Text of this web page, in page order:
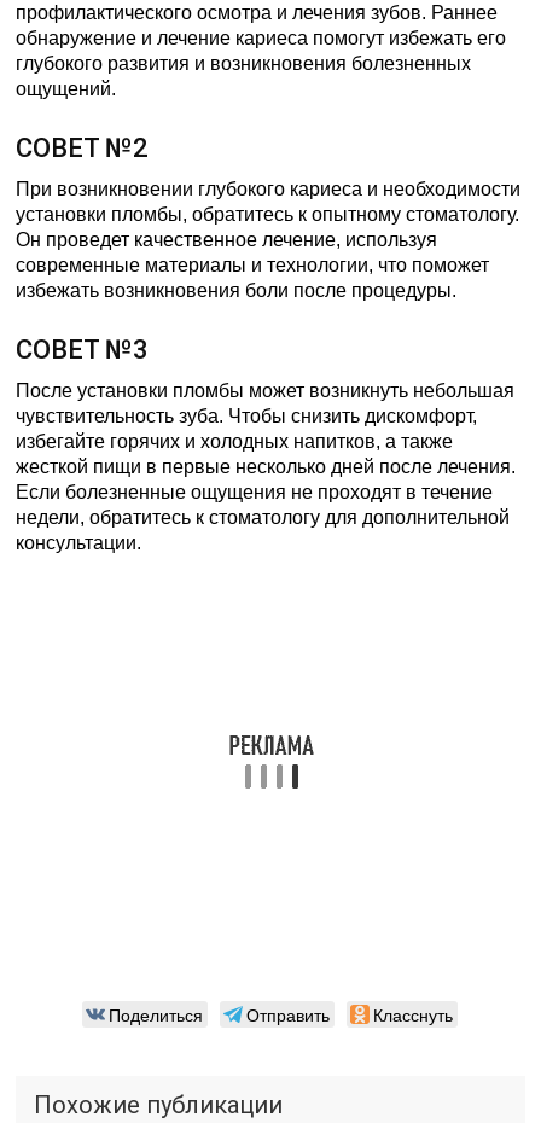
профилактического осмотра и лечения зубов. Раннее
обнаружение и лечение кариеса помогут избежать его
глубокого развития и возникновения болезненных
ощущений.
СОВЕТ №2
При возникновении глубокого кариеса и необходимости
установки пломбы, обратитесь к опытному стоматологу.
Он проведет качественное лечение, используя
современные материалы и технологии, что поможет
избежать возникновения боли после процедуры.
СОВЕТ №3
После установки пломбы может возникнуть небольшая
чувствительность зуба. Чтобы снизить дискомфорт,
избегайте горячих и холодных напитков, а также
жесткой пищи в первые несколько дней после лечения.
Если болезненные ощущения не проходят в течение
недели, обратитесь к стоматологу для дополнительной
консультации.
Поделиться Отправить Класснуть
Похожие публикации